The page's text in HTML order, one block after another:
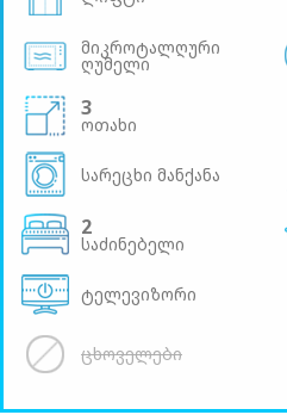
მიკროტალღური
ღუმელი
3
ოთახი
სარეცხი მანქანა
2
საძინებელი
ტელევიზორი
ცხოველები